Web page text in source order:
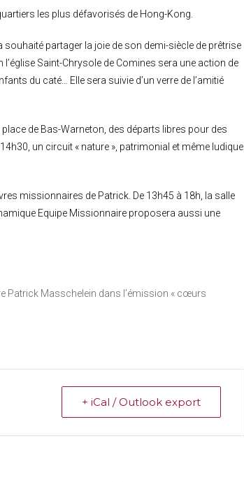
les plus défavorisés de Hong-Kong.
partager la joie de son demi-siècle de prêtrise
Saint-Chrysole de Comines sera une action de
du caté… Elle sera suivie d’un verre de l’amitié
de Bas-Warneton, des départs libres pour des
un circuit « nature », patrimonial et même ludique
missionnaires de Patrick. De 13h45 à 18h, la salle
Equipe Missionnaire proposera aussi une
Patrick Masschelein dans l’émission « cœurs
+ iCal / Outlook export